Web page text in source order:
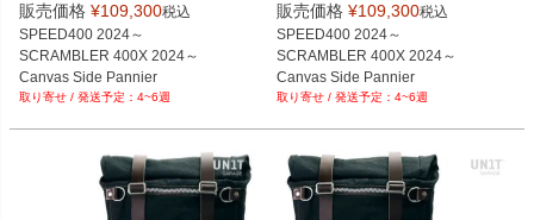
キット ユニットガレージ
U201BL_BL+4201DX
販売価格 ¥109,300税込
SPEED400 2024～
SCRAMBLER 400X 2024～
Canvas Side Pannier
Scram 22L-30L
4~6週
キット ユニットガレージ
U201BL_BL+4201SX
販売価格 ¥109,300税込
SPEED400 2024～
SCRAMBLER 400X 2024～
Canvas Side Pannier
Scram 22L-30L
4~6週